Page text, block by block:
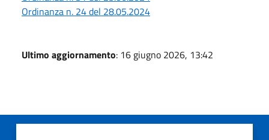
Ordinanza n. 24 del 28.05.2024
Ultimo aggiornamento: 16 giugno 2026, 13:42